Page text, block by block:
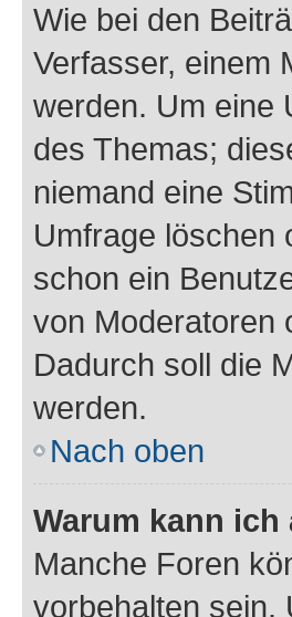
Wie bei den
Verfasser, einem
werden. Um eine
des Themas;
niemand eine
Umfrage löschen
schon ein
von Moderatoren
Dadurch soll die
werden.
Nach oben
Warum kann
Manche Foren
vorbehalten sein.